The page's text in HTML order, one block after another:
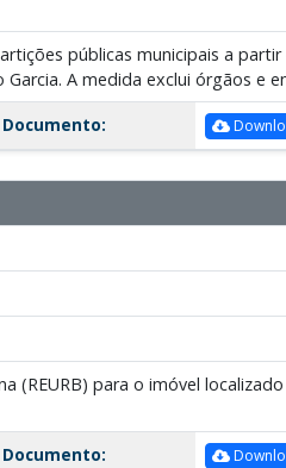
públicas municipais a
A medida exclui órgãos e
Documento:
(REURB) para o imóvel
Documento: